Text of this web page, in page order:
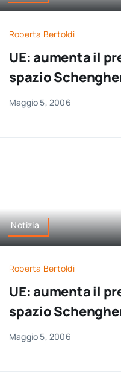
Roberta Bertoldi
UE: aumenta il
spazio
Maggio 5, 2006
Notizia
Roberta Bertoldi
UE: aumenta il
spazio
Maggio 5, 2006